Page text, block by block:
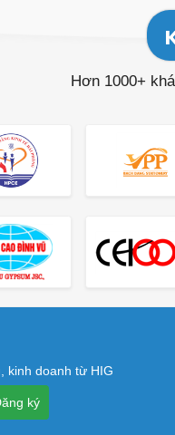
Hơn 1000+
kinh doanh từ HIG